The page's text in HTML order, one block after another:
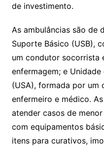
de investimento.
As ambulâncias são de
Suporte Básico (USB),
um condutor socorrista
enfermagem; e
(USA), formada por um
enfermeiro e médico.
atender casos de
com equipamentos
itens para curativos,